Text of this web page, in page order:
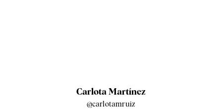
Carlota Martínez
@carlotamruiz